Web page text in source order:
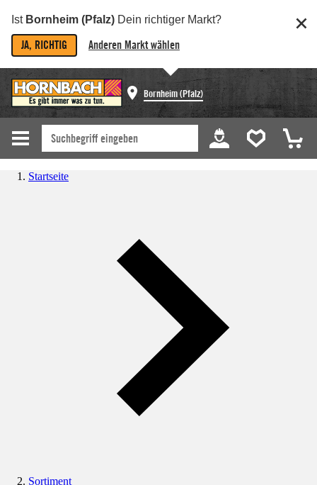
Ist Bornheim (Pfalz) Dein richtiger Markt?
JA, RICHTIG Anderen Markt wählen
Bornheim (Pfalz)
Startseite
Sortiment